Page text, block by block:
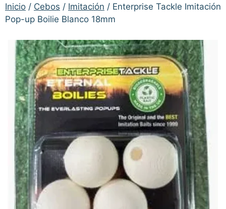
Inicio / Cebos / Imitación / Enterprise Tackle Imitación
Pop-up Boilie Blanco 18mm